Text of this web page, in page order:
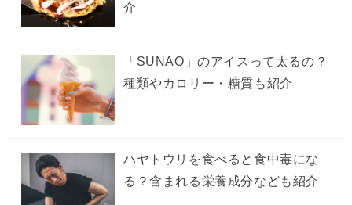
介
「SUNAO」のアイスって太るの？
種類やカロリー・糖質も紹介
ハヤトウリを食べると食中毒にな
る？含まれる栄養成分なども紹介